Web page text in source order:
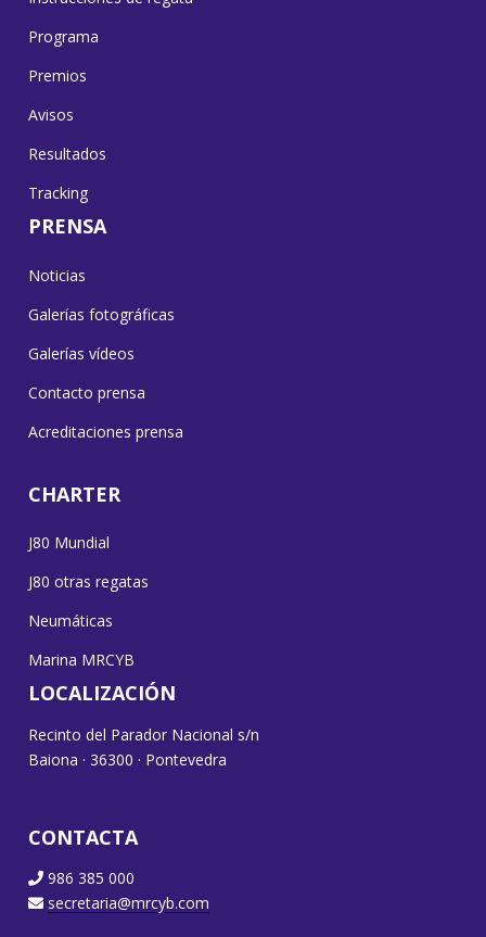
Programa
Premios
Avisos
Resultados
Tracking
PRENSA
Noticias
Galerías fotográficas
Galerías vídeos
Contacto prensa
Acreditaciones prensa
CHARTER
J80 Mundial
J80 otras regatas
Neumáticas
Marina MRCYB
LOCALIZACIÓN
Recinto del Parador Nacional s/n
Baiona · 36300 · Pontevedra
CONTACTA
986 385 000
secretaria@mrcyb.com